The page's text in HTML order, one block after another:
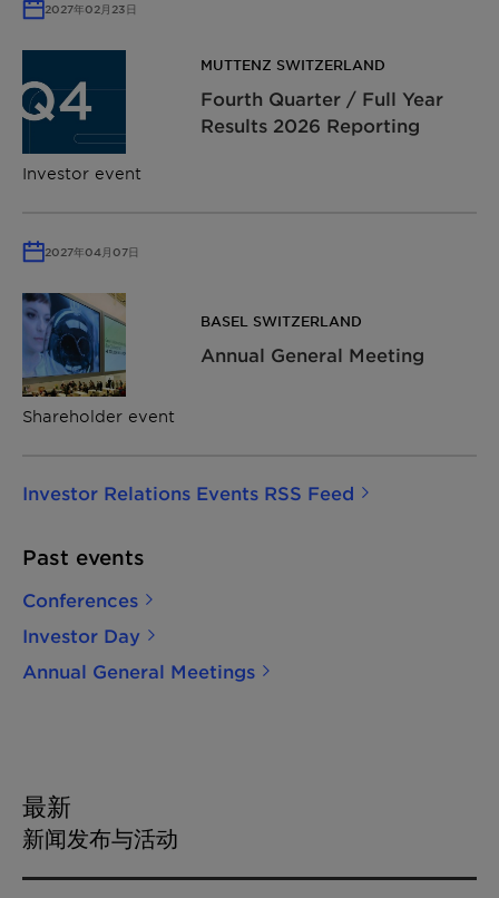
2027年02月23日
MUTTENZ SWITZERLAND
Fourth Quarter / Full Year
Results 2026 Reporting
Investor event
2027年04月07日
BASEL SWITZERLAND
Annual General Meeting
Shareholder event
Investor Relations Events RSS Feed
Past events
Conferences
Investor Day
Annual General Meetings
最新
新闻发布与活动